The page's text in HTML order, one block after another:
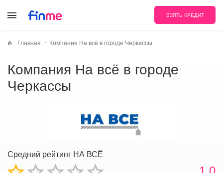
ВЗЯТЬ КРЕДИТ
Главная Компания На всё в городе Черкассы
Компания На всё в городе
Черкассы
Средний рейтинг НА ВСЁ